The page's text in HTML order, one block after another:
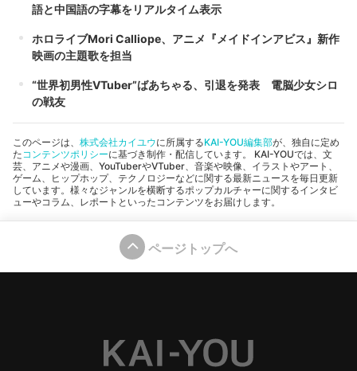
語と中国語の字幕をリアルタイム表示
ホロライブMori Calliope、アニメ『メイドインアビス』新作
映画の主題歌を担当
“世界初男性VTuber”ばあちゃる、引退を発表 電脳少女シロ
の戦友
このページは、 株式会社カイユウに所属するKAI-YOU編集部が、独自に定め
た コンテンツポリシーに基づき制作・配信しています。 KAI-YOUでは、文
芸、アニメや漫画、YouTuberやVTuber、音楽や映像、イラストやアート、
ゲーム、ヒップホップ、テクノロジーなどに関する最新ニュースを毎日更新
しています。様々なジャンルを横断するポップカルチャーに関するインタビ
ューやコラム、レポートといったコンテンツをお届けします。
ページトップへ